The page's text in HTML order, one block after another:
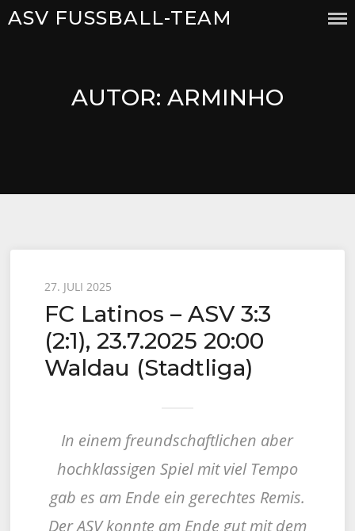
Skip
ASV FUSSBALL-TEAM
AUTOR: ARMINHO
Posted
on
27. JULI 2025
FC Latinos – ASV 3:3
(2:1), 23.7.2025 20:00
Waldau (Stadtliga)
In einem freundschaftlichen aber
hochklassigen Spiel mit viel Tempo
gab es am Ende ein gerechtes Remis.
Der ASV konnte am Ende gut mit dem